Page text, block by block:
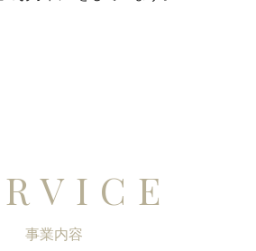
事業内容